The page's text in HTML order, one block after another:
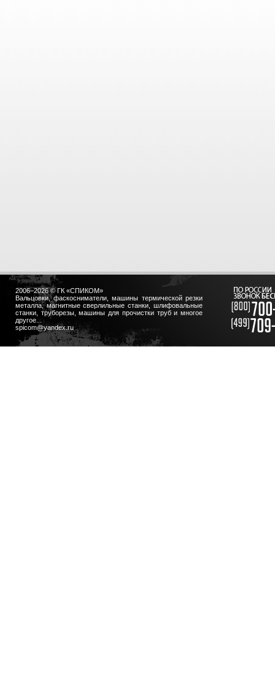
2006–2026 © ГК «СПИКОМ»
Вальцовки, фаскосниматели, машины термической резки
металла, магнитные сверлильные станки, шлифовальные
станки, труборезы, машины для прочистки труб и многое
другое...
spicom@yandex.ru